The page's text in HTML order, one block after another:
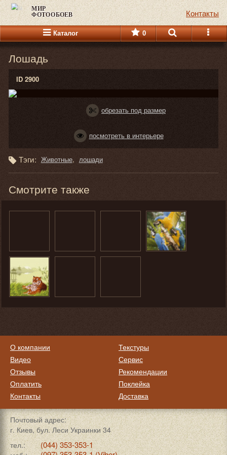
МИР
ФОТООБОЕВ Контакты
Каталог 0
Лошадь
ID 2900
обрезать под размер
посмотреть в интерьере
Тэги: Животные лошади
Смотрите также
О компании
Видео
Отзывы
Оплатить
Контакты
Текстуры
Сервис
Рекомендации
Поклейка
Доставка
Почтовый адрес:
г. Киев, бул. Леси Украинки 34
тел.:
(044) 353-353-1